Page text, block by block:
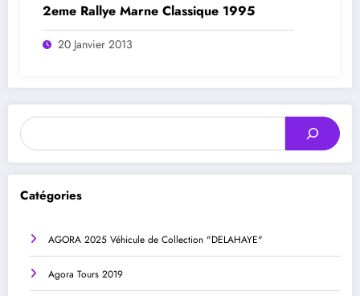
2eme Rallye Marne Classique 1995
20 Janvier 2013
Rechercher
Catégories
AGORA 2025 Véhicule de Collection "DELAHAYE"
Agora Tours 2019